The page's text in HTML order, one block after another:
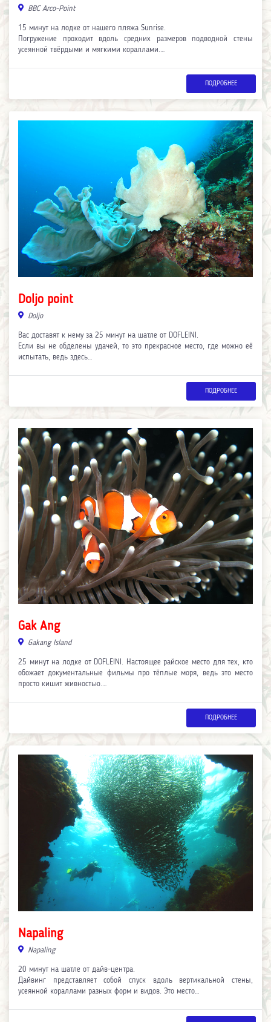
BBC Arco-Point
15 минут на лодке от нашего пляжа Sunrise.
Погружение проходит вдоль средних размеров подводной стены
усеянной твёрдыми и мягкими кораллами.…
ПОДРОБНЕЕ
Doljo point
Doljo
Вас доставят к нему за 25 минут на шатле от DOFLEINI.
Если вы не обделены удачей, то это прекрасное место, где можно её
испытать, ведь здесь…
ПОДРОБНЕЕ
Gak Ang
Gakang Island
25 минут на лодке от DOFLEINI. Настоящее райское место для тех, кто
обожает документальные фильмы про тёплые моря, ведь это место
просто кишит живностью.…
ПОДРОБНЕЕ
Napaling
Napaling
20 минут на шатле от дайв-центра.
Дайвинг представляет собой спуск вдоль вертикальной стены,
усеянной кораллами разных форм и видов. Это место…